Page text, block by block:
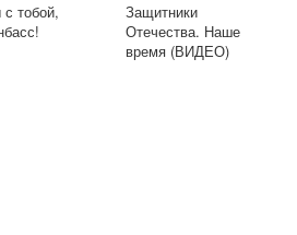
тобой,
Защитники
Отечества. Наше
время (ВИДЕО)